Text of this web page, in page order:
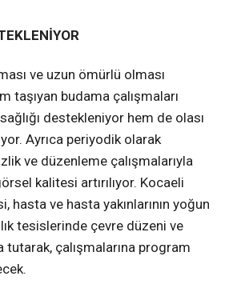
ve uzun ömürlü olması
taşıyan budama çalışmaları
destekleniyor hem de olası
Ayrıca periyodik olarak
ve düzenleme çalışmalarıyla
kalitesi artırılıyor. Kocaeli
hasta ve hasta yakınlarının yoğun
tesislerinde çevre düzeni ve
çalışmalarına program